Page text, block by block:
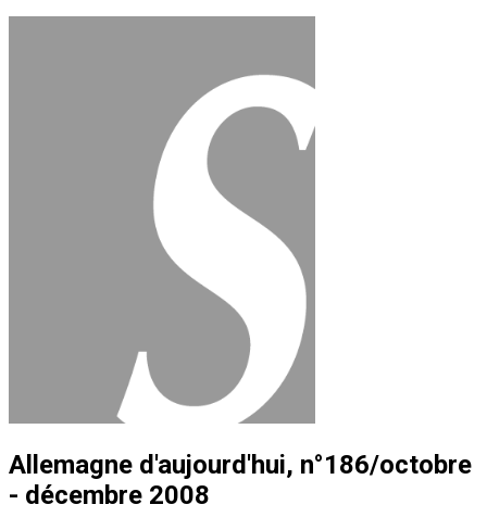
Allemagne d'aujourd'hui, n°186/octobre
- décembre 2008